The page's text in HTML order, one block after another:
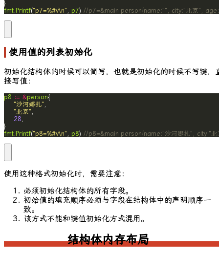
fmt.Printf("p7=%#v\n" p7) //p7=&main.person{name:"", city:"北京",
使用值的列表初始化
初始化结构体的时候可以简写，也就是初始化的时候不写键，
接写值：
p8 := &person
"沙河娜扎"
"北京"
28
fmt.Printf("p8=%#v\n" , p8) //p8=&main.person{name:"沙河娜扎", city:"
使用这种格式初始化时，需要注意：
必须初始化结构体的所有字段。
初始值的填充顺序必须与字段在结构体中的声明顺序一
致。
该方式不能和键值初始化方式混用。
结构体内存布局